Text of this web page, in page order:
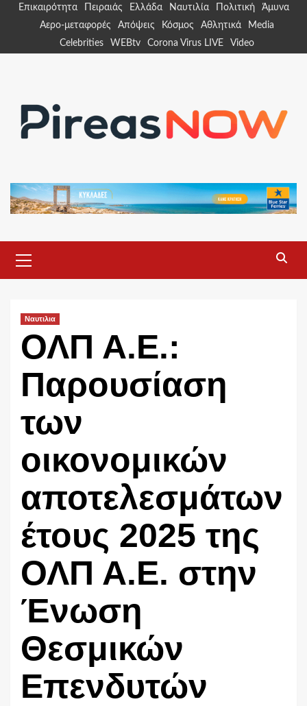
Επικαιρότητα Πειραιάς Ελλάδα Ναυτιλία Πολιτική
Άμυνα
Αερο-μεταφορές
Απόψεις Κόσμος Αθλητικά
Media
Celebrities
WEBtv Corona Virus LIVE Video
Menu
Ναυτιλια
ΟΛΠ Α.Ε.:
Παρουσίαση
των
οικονομικών
αποτελεσμάτων
έτους 2025 της
ΟΛΠ Α.Ε. στην
Ένωση
Θεσμικών
Επενδυτών